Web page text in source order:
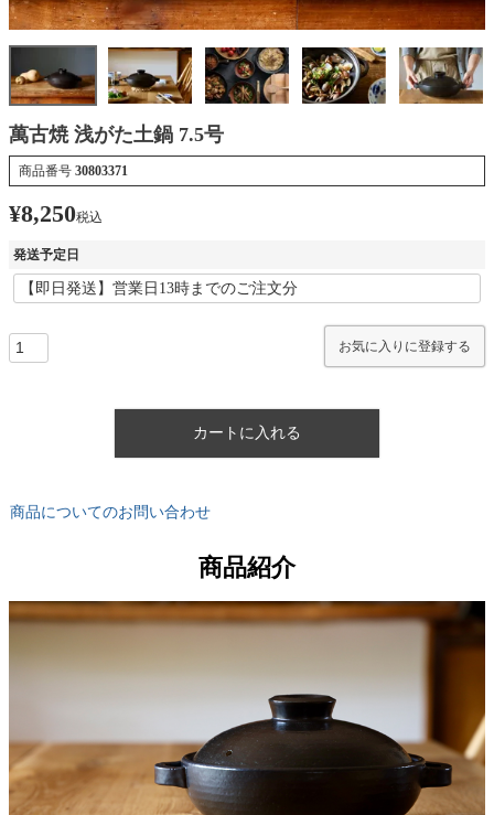
萬古焼 浅がた土鍋 7.5号
商品番号 30803371
¥8,250税込
発送予定日
お気に入りに登録する
カートに入れる
商品についてのお問い合わせ
商品紹介